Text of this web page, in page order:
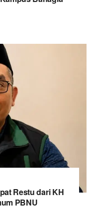
Restu dari KH
PBNU